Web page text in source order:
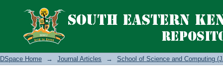
Search
DSpace Home → Journal Articles → School of Science and Computing